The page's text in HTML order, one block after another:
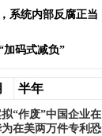
系统内部反腐正当
加码式减负”
半年
“作废”中国企业在
在美两万件专利恐